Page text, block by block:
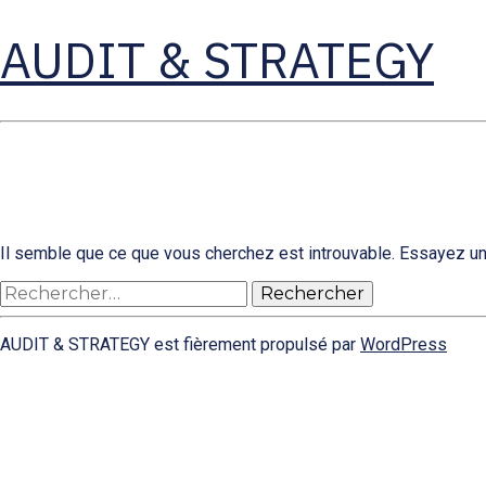
AUDIT & STRATEGY
Il semble que ce que vous cherchez est introuvable. Essayez
Rechercher :
AUDIT & STRATEGY est fièrement propulsé par WordPress